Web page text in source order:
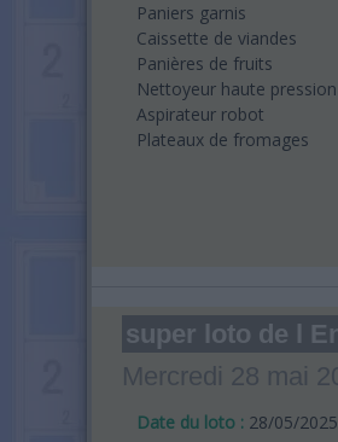
Paniers garnis
Caissette de viandes
Panières de fruits
Nettoyeur haute pression
Aspirateur robot
Plateaux de fromages
super loto de l
Mercredi 28 mai
Date du loto : 28/05/2025